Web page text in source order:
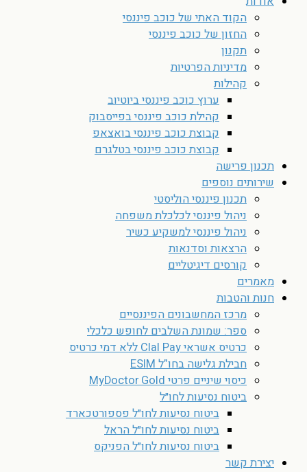
הקוד האתי של כוכב פיננסי
החזון של כוכב פיננסי
תקנון
מדיניות הפרטיות
קהילות
ערוץ כוכב פיננסי ביוטיוב
קהילת כוכב פיננסי בפייסבוק
קבוצת כוכב פיננסי בואצאפ
קבוצת כוכב פיננסי בטלגרם
תכנון פרישה
שירותים נוספים
תכנון פיננסי הוליסטי
ניהול פיננסי לכלכלת משפחה
ניהול פיננסי למשקיע כשיר
הרצאות וסדנאות
קורסים דיגיטליים
מאמרים
חנות והטבות
מרכז המחשבונים הפיננסיים
ספר: שמונת השלבים לחופש כלכלי
כרטיס אשראי Clal Pay ללא דמי כרטיס
חבילת גלישה בחו”ל ESIM
כיסוי שיניים פרטי MyDoctor Gold
ביטוח נסיעות לחו״ל
ביטוח נסיעות לחו״ל פספורטכארד
ביטוח נסיעות לחו״ל הראל
ביטוח נסיעות לחו״ל הפניקס
יצירת קשר